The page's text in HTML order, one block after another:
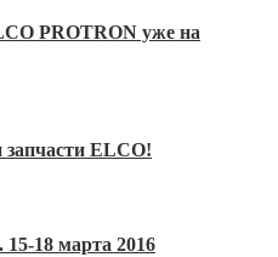
PROTRON уже на
ELCO!
18 марта 2016